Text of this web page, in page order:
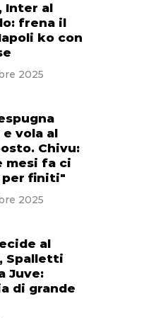
Inter al
frena il
ko con
2025
e vola al
Chivu:
mesi fa ci
per finiti"
2025
al
Spalletti
Juve:
di grande